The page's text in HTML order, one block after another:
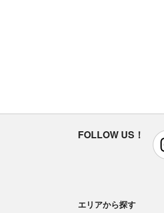
FOLLOW US！
エリアから探す